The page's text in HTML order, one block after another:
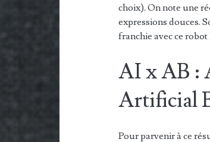
choix). On note une
expressions douces.
franchie avec ce
AI x AB :
Artificial
Pour parvenir à ce